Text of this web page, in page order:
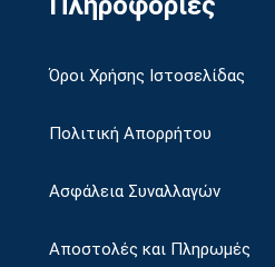
Όροι Χρήσης Ιστοσελίδας
Πολιτική Απορρήτου
Ασφάλεια Συναλλαγών
Αποστολές και Πληρωμές